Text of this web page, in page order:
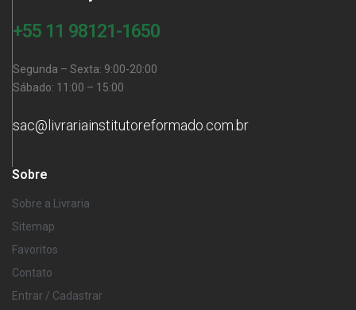
+55 11 98121-1650
Segunda – Sexta: 9:00-20:00
Sábado: 11:00 – 15:00
sac@livrariainstitutoreformado.com.br
Sobre
Sobre a Livraria
Sitemap
Favoritos
Contato
Entrar / Cadastrar